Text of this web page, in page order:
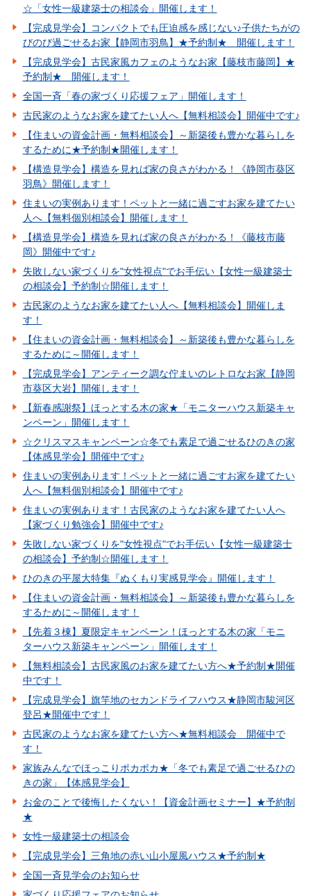
☆「女性一級建築士の相談会」開催します！
【完成見学会】コンパクトでも圧迫感を感じない♪子供たちがの
びのび過ごせるお家【静岡市羽鳥】★予約制★ 開催します！
【完成見学会】古民家風カフェのようなお家【藤枝市藤岡】★
予約制★ 開催します！
全国一斉「春の家づくり応援フェア」開催します！
古民家のようなお家を建てたい人へ【無料相談会】開催中です♪
【住まいの資金計画・無料相談会】～新築後も豊かな暮らしを
するために★予約制★開催します！
【構造見学会】構造を見れば家の良さがわかる！《静岡市葵区
羽鳥》開催します！
住まいの実例あります！ペットと一緒に過ごすお家を建てたい
人へ【無料個別相談会】開催します！
【構造見学会】構造を見れば家の良さがわかる！《藤枝市藤
岡》開催中です♪
失敗しない家づくりを"女性視点"でお手伝い【女性一級建築士
の相談会】予約制☆開催します！
古民家のようなお家を建てたい人へ【無料相談会】開催しま
す！
【住まいの資金計画・無料相談会】～新築後も豊かな暮らしを
するために～開催します！
【完成見学会】アンティーク調な佇まいのレトロなお家【静岡
市葵区大岩】開催します！
【新春感謝祭】ほっとする木の家★「モニターハウス新築キャ
ンペーン」開催します！
☆クリスマスキャンペーン☆冬でも素足で過ごせるひのきの家
【体感見学会】開催中です♪
住まいの実例あります！ペットと一緒に過ごすお家を建てたい
人へ【無料個別相談会】開催中です♪
住まいの実例あります！古民家のようなお家を建てたい人へ
【家づくり勉強会】開催中です♪
失敗しない家づくりを"女性視点"でお手伝い【女性一級建築士
の相談会】予約制☆開催します！
ひのきの平屋大特集『ぬくもり実感見学会』開催します！
【住まいの資金計画・無料相談会】～新築後も豊かな暮らしを
するために～開催します！
【先着３棟】夏限定キャンペーン！ほっとする木の家「モニ
ターハウス新築キャンペーン」開催します！
【無料相談会】古民家風のお家を建てたい方へ★予約制★開催
中です！
【完成見学会】旗竿地のセカンドライフハウス★静岡市駿河区
登呂★開催中です！
古民家のようなお家を建てたい方へ★無料相談会 開催中で
す！
家族みんなでほっこりポカポカ★「冬でも素足で過ごせるひの
きの家」【体感見学会】
お金のことで後悔したくない！【資金計画セミナー】★予約制
★
女性一級建築士の相談会
【完成見学会】三角地の赤い山小屋風ハウス★予約制★
全国一斉見学会のお知らせ